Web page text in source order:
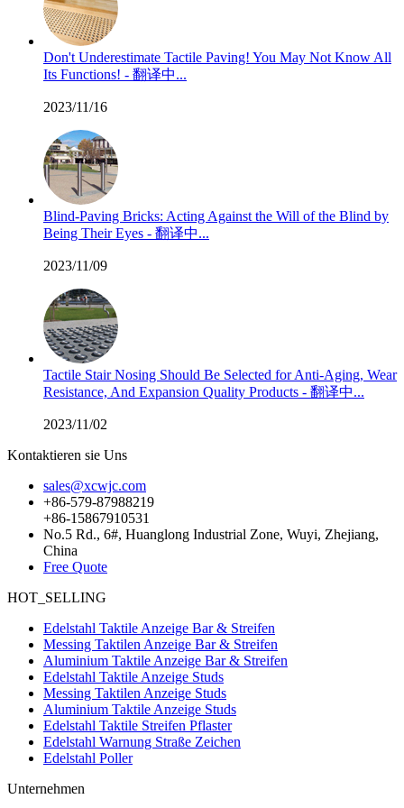
Don't Underestimate Tactile Paving! You May Not Know All
Its Functions! - 翻译中...
2023/11/16
Blind-Paving Bricks: Acting Against the Will of the Blind by
Being Their Eyes - 翻译中...
2023/11/09
Tactile Stair Nosing Should Be Selected for Anti-Aging, Wear
Resistance, And Expansion Quality Products - 翻译中...
2023/11/02
Kontaktieren sie Uns
sales@xcwjc.com
+86-579-87988219
+86-15867910531
No.5 Rd., 6#, Huanglong Industrial Zone, Wuyi, Zhejiang,
China
Free Quote
HOT_SELLING
Edelstahl Taktile Anzeige Bar & Streifen
Messing Taktilen Anzeige Bar & Streifen
Aluminium Taktile Anzeige Bar & Streifen
Edelstahl Taktile Anzeige Studs
Messing Taktilen Anzeige Studs
Aluminium Taktile Anzeige Studs
Edelstahl Taktile Streifen Pflaster
Edelstahl Warnung Straße Zeichen
Edelstahl Poller
Unternehmen